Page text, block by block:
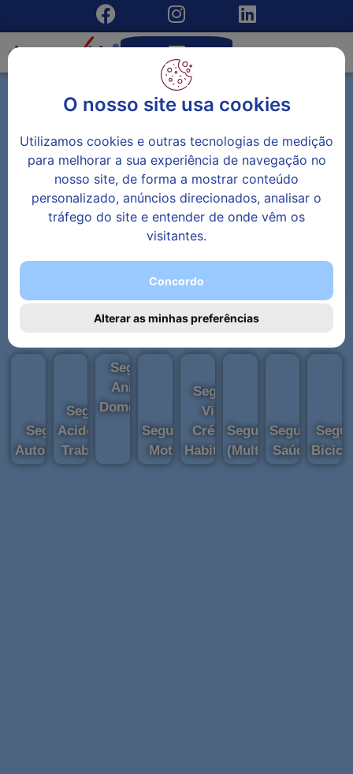
O nosso site usa cookies
Utilizamos cookies e outras tecnologias de medição
para melhorar a sua experiência de navegação no
nosso site, de forma a mostrar conteúdo
personalizado, anúncios direcionados, analisar o
tráfego do site e entender de onde vêm os
visitantes.
Concordo
Alterar as minhas preferências
NÃO PROCURE MAIS!
Seguro
Automóvel
Seguro
Acidentes
Trabalho​
Seguro
Animal
Doméstico
Seguro
Mota
Seguro
Vida
Crédito
Habitação
Seguro Casa
(Multiriscos)
Seguro
Saúde